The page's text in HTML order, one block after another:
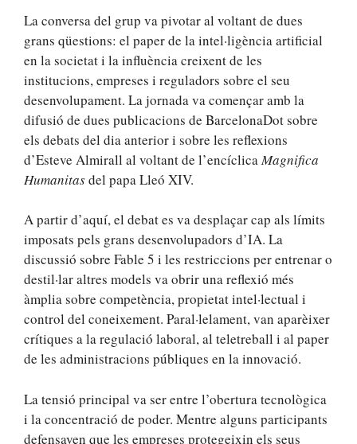
La conversa del grup va pivotar al voltant de dues
grans qüestions: el paper de la intel·ligència artificial
en la societat i la influència creixent de les
institucions, empreses i reguladors sobre el seu
desenvolupament. La jornada va començar amb la
difusió de dues publicacions de BarcelonaDot sobre
els debats del dia anterior i sobre les reflexions
d’Esteve Almirall al voltant de l’encíclicaMagnifica
Humanitasdel papa Lleó XIV.
A partir d’aquí, el debat es va desplaçar cap als límits
imposats pels grans desenvolupadors d’IA. La
discussió sobre Fable 5 i les restriccions per entrenar o
destil·lar altres models va obrir una reflexió més
àmplia sobre competència, propietat intel·lectual i
control del coneixement. Paral·lelament, van aparèixer
crítiques a la regulació laboral, al teletreball i al paper
de les administracions públiques en la innovació.
La tensió principal va ser entre l’obertura tecnològica
i la concentració de poder. Mentre alguns participants
defensaven que les empreses protegeixin els seus